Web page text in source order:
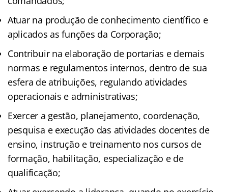
Atuar na produção de conhecimento científico e
aplicados as funções da Corporação;
Contribuir na elaboração de portarias e demais
normas e regulamentos internos, dentro de sua
esfera de atribuições, regulando atividades
operacionais e administrativas;
Exercer a gestão, planejamento, coordenação,
pesquisa e execução das atividades docentes de
ensino, instrução e treinamento nos cursos de
formação, habilitação, especialização e de
qualificação;